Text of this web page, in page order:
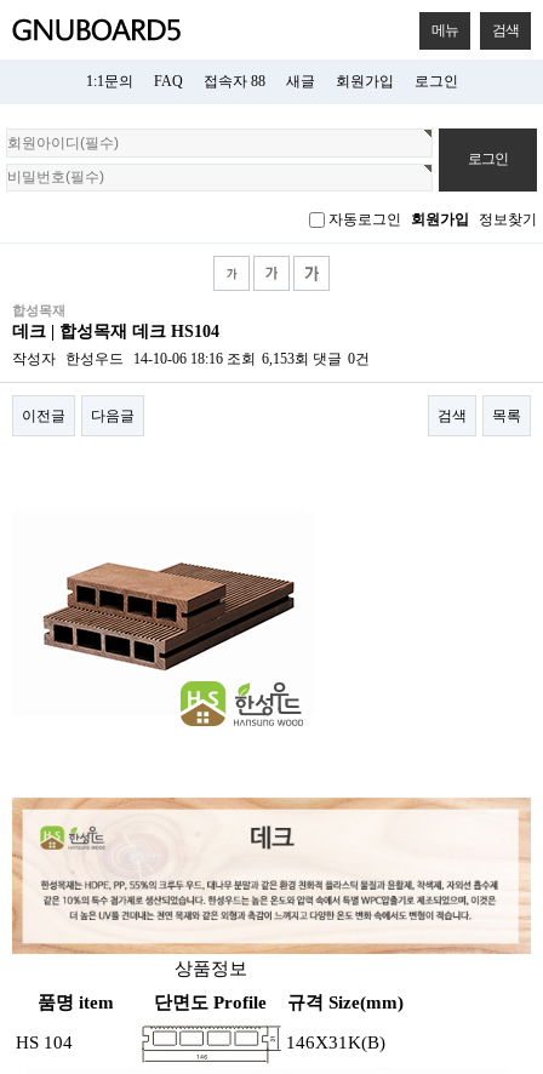
메뉴 검색
1:1문의 FAQ 접속자 88 새글 회원가입 로그인
회
원
로
자동로그인 회원가입 정보찾기
합성목재
데크 | 합성목재 데크 HS104
작성자 한성우드 14-10-06 18:16 조회 6,153회 댓글 0건
이전글 다음글 검색 목록
상품정보
품명 item
단면도 Profile 규격 Size(mm)
HS 104 146X31K(B)